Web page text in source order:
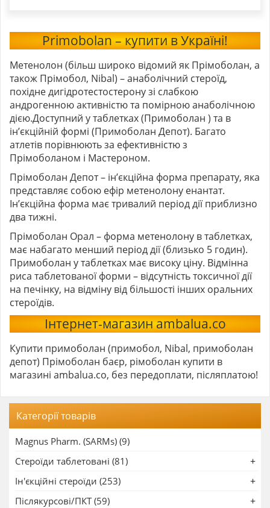
Primobolan – купити в Україні!
Метенолон (більш широко відомий як Прімоболан, а
також Прімобол, Nibal) – анаболічний стероїд,
похідне дигідротестостерону зі слабкою
андрогенною активністю та помірною анаболічною
дією.Доступний у таблетках (Примоболан ) та в
ін’єкційній формі (Примоболан Депот). Багато
атлетів порівнюють за ефективністю з
Прімоболаном і Мастероном.
Прімоболан Депот – ін’єкційна форма препарату, яка
представляє собою ефір метенолону енантат.
Ін’єкційна форма має тривалий період дії приблизно
два тижні.
Прімоболан Орал – форма метенолону в таблетках,
має набагато менший період дії (близько 5 годин).
Примоболан у таблетках має високу ціну. Відмінна
риса таблетованої форми – відсутність токсичної дії
на печінку, на відміну від більшості інших оральних
стероїдів.
Інтернет-магазин ambalua.co
Купити примоболан (примобол, Nibal, примоболан
депот) Прімоболан баєр, рімоболан купити в
магазині ambalua.co, без передоплати, післяплатою!
Категорії товарів
Magnus Pharm. (SARMs) (9)
Стероїди таблетовані (81)
Ін'єкційні стероїди (253)
Післякурсові/ПКТ (59)